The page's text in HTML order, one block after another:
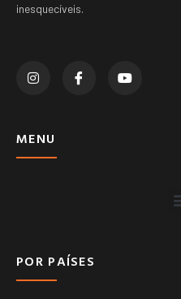
inesquecíveis.
MENU
POR PAÍSES